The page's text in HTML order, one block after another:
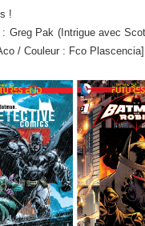
!
: Greg Pak (Intrigue avec
/ Couleur : Fco Plascencia]